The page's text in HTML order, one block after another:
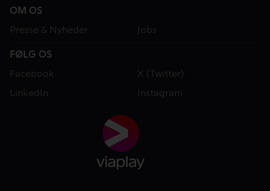
OM OS
Presse & Nyheder
Jobs
FØLG OS
Facebook
X (Twitter)
LinkedIn
Instagram